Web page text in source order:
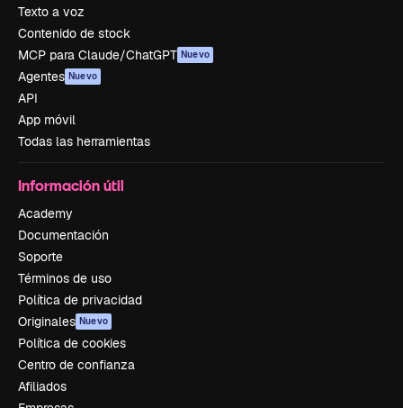
Texto a voz
Contenido de stock
MCP para Claude/ChatGPT Nuevo
Agentes Nuevo
API
App móvil
Todas las herramientas
Información útil
Academy
Documentación
Soporte
Términos de uso
Política de privacidad
Originales Nuevo
Política de cookies
Centro de confianza
Afiliados